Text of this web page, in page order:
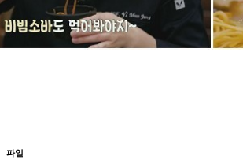
파일